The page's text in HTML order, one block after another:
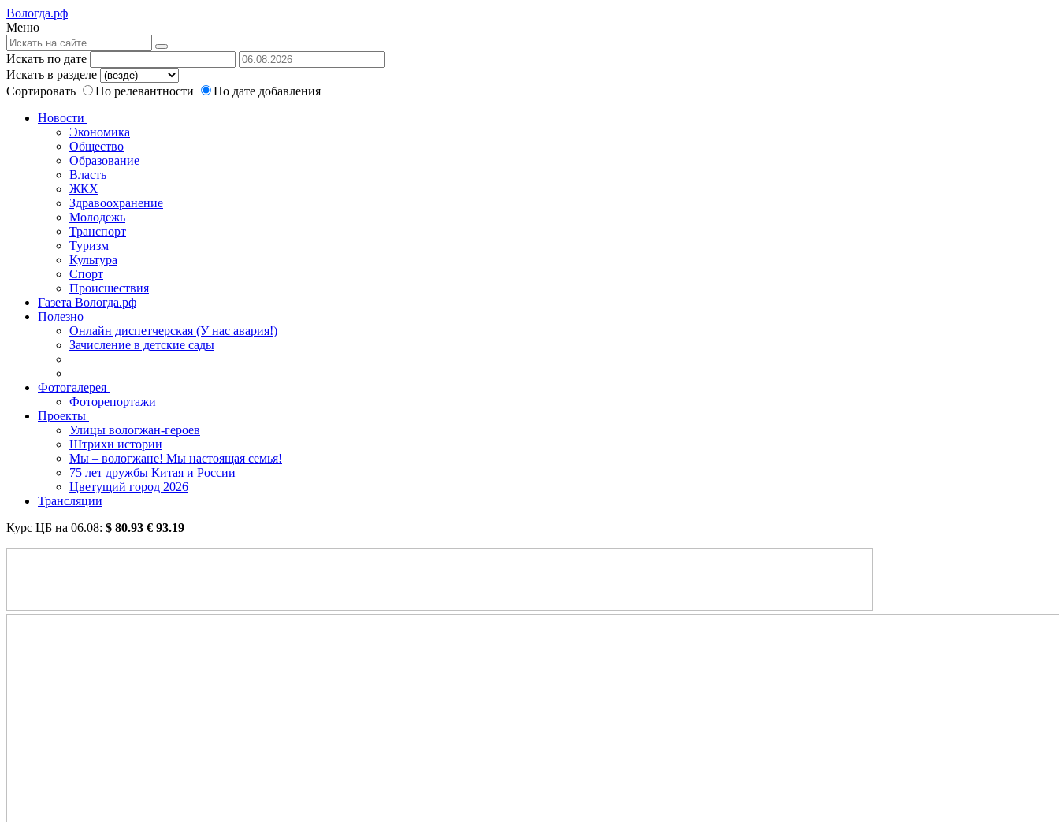
Вологда.рф
Меню
Искать по дате
Искать в разделе
Сортировать
По релевантности
По дате добавления
Новости
Экономика
Общество
Образование
Власть
ЖКХ
Здравоохранение
Молодежь
Транспорт
Туризм
Культура
Спорт
Происшествия
Газета Вологда.рф
Полезно
Онлайн диспетчерская (У нас авария!)
Зачисление в детские сады
Фотогалерея
Фоторепортажи
Проекты
Улицы вологжан-героев
Штрихи истории
Мы – вологжане! Мы настоящая семья!
75 лет дружбы Китая и России
Цветущий город 2026
Трансляции
Курс ЦБ на 06.08: $ 80.93 € 93.19